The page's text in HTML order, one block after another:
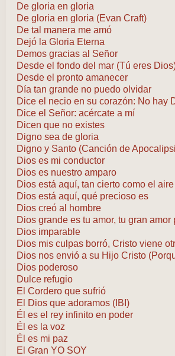
De gloria en gloria
De gloria en gloria (Evan Craft)
De tal manera me amó
Dejó la Gloria Eterna
Demos gracias al Señor
Desde el fondo del mar (Tú eres
Desde el pronto amanecer
Día tan grande no puedo olvidar
Dice el necio en su corazón: No hay
Dice el Señor: acércate a mí
Dicen que no existes
Digno sea de gloria
Digno y Santo (Canción de
Dios es mi conductor
Dios es nuestro amparo
Dios está aquí, tan cierto como el aire
Dios está aquí, qué precioso es
Dios creó al hombre
Dios grande es tu amor, tu gran amor
Dios imparable
Dios mis culpas borró, Cristo viene
Dios nos envió a su Hijo Cristo
Dios poderoso
Dulce refugio
El Cordero que sufrió
El Dios que adoramos (IBI)
Él es el rey infinito en poder
Él es la voz
Él es mi paz
El Gran YO SOY